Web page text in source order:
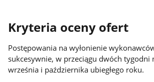
Kryteria oceny ofert
Postępowania na wyłonienie
sukcesywnie, w przeciągu dwóch tygodni
września i października ubiegłego roku.